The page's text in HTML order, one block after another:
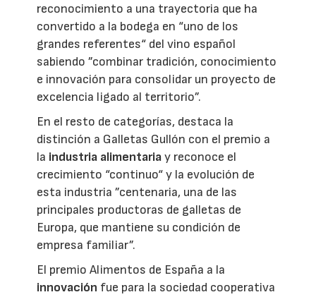
reconocimiento a una trayectoria que ha
convertido a la bodega en “uno de los
grandes referentes“ del vino español
sabiendo ”combinar tradición, conocimiento
e innovación para consolidar un proyecto de
excelencia ligado al territorio”.
En el resto de categorías, destaca la
distinción a Galletas Gullón con el premio a
la industria alimentariay reconoce el
crecimiento “continuo“ y la evolución de
esta industria ”centenaria, una de las
principales productoras de galletas de
Europa, que mantiene su condición de
empresa familiar”.
El premio Alimentos de España a la
innovación fue para la sociedad cooperativa